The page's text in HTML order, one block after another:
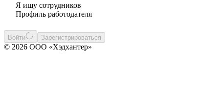
Я ищу сотрудников
Профиль работодателя
Войти Зарегистрироваться
© 2026 ООО «Хэдхантер»